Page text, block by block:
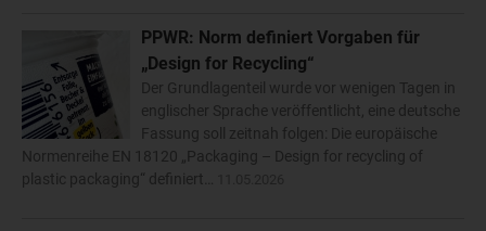
PPWR: Norm definiert Vorgaben für
„Design for Recycling“
Der Grundlagenteil wurde vor wenigen Tagen in
englischer Sprache veröffentlicht, eine deutsche
Fassung soll zeitnah folgen: Die europäische
Normenreihe EN 18120 „Packaging – Design for recycling of
plastic packaging“ definiert…